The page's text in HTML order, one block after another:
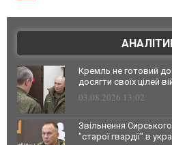
Кремль не готовий до
досягти своїх цілей
03.08.2026 13:02
Звільнення
"старої гвардії" в